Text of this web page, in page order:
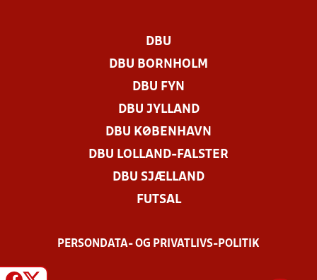
DBU
DBU BORNHOLM
DBU FYN
DBU JYLLAND
DBU KØBENHAVN
DBU LOLLAND-FALSTER
DBU SJÆLLAND
FUTSAL
PERSONDATA- OG PRIVATLIVS-POLITIK